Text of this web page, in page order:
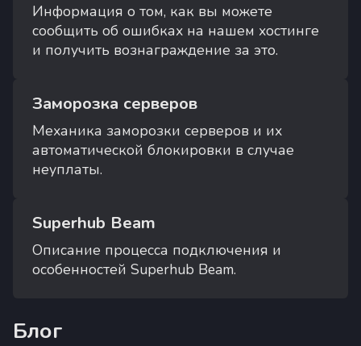
Информация о том, как вы можете
сообщить об ошибках на нашем хостинге
и получить вознаграждение за это.
Заморозка серверов
Механика заморозки серверов и их
автоматической блокировки в случае
неуплаты.
Superhub Beam
Описание процесса подключения и
особенностей Superhub Beam.
Блог